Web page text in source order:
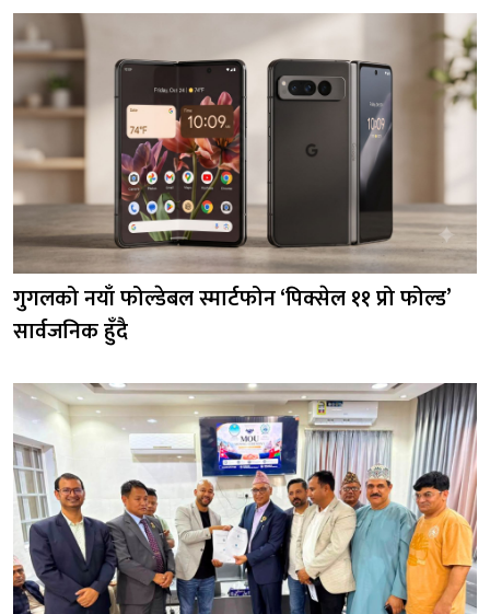
गुगलको नयाँ फोल्डेबल स्मार्टफोन ‘पिक्सेल ११ प्रो फोल्ड’
सार्वजनिक हुँदै